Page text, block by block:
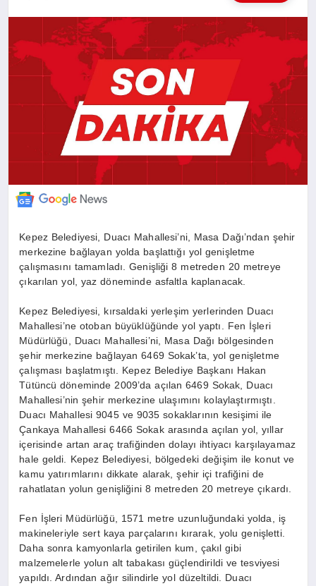
SANAT
Kepez Belediyesi, Duacı Mahallesi’ni, Masa Dağı’ndan şehir
merkezine bağlayan yolda başlattığı yol genişletme
çalışmasını tamamladı. Genişliği 8 metreden 20 metreye
çıkarılan yol, yaz döneminde asfaltla kaplanacak.
Kepez Belediyesi, kırsaldaki yerleşim yerlerinden Duacı
Mahallesi’ne otoban büyüklüğünde yol yaptı. Fen İşleri
Müdürlüğü, Duacı Mahallesi’ni, Masa Dağı bölgesinden
şehir merkezine bağlayan 6469 Sokak’ta, yol genişletme
çalışması başlatmıştı. Kepez Belediye Başkanı Hakan
Tütüncü döneminde 2009’da açılan 6469 Sokak, Duacı
Mahallesi’nin şehir merkezine ulaşımını kolaylaştırmıştı.
Duacı Mahallesi 9045 ve 9035 sokaklarının kesişimi ile
Çankaya Mahallesi 6466 Sokak arasında açılan yol, yıllar
içerisinde artan araç trafiğinden dolayı ihtiyacı karşılayamaz
hale geldi. Kepez Belediyesi, bölgedeki değişim ile konut ve
kamu yatırımlarını dikkate alarak, şehir içi trafiğini de
rahatlatan yolun genişliğini 8 metreden 20 metreye çıkardı.
Fen İşleri Müdürlüğü, 1571 metre uzunluğundaki yolda, iş
makineleriyle sert kaya parçalarını kırarak, yolu genişletti.
Daha sonra kamyonlarla getirilen kum, çakıl gibi
malzemelerle yolun alt tabakası güçlendirildi ve tesviyesi
yapıldı. Ardından ağır silindirle yol düzeltildi. Duacı